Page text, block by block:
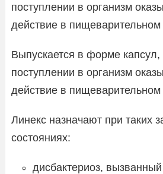
поступлении в организм
действие в пищеварительном
Выпускается в форме капсул,
поступлении в организм
действие в пищеварительном
Линекс назначают при таких
состояниях:
дисбактериоз,